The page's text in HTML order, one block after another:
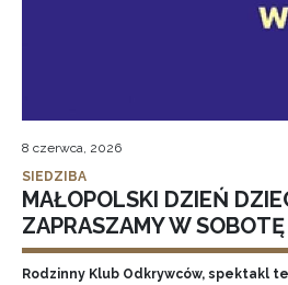
8 czerwca, 2026
SIEDZIBA
MAŁOPOLSKI DZIEŃ
ZAPRASZAMY W
Rodzinny Klub Odkrywców, spektakl